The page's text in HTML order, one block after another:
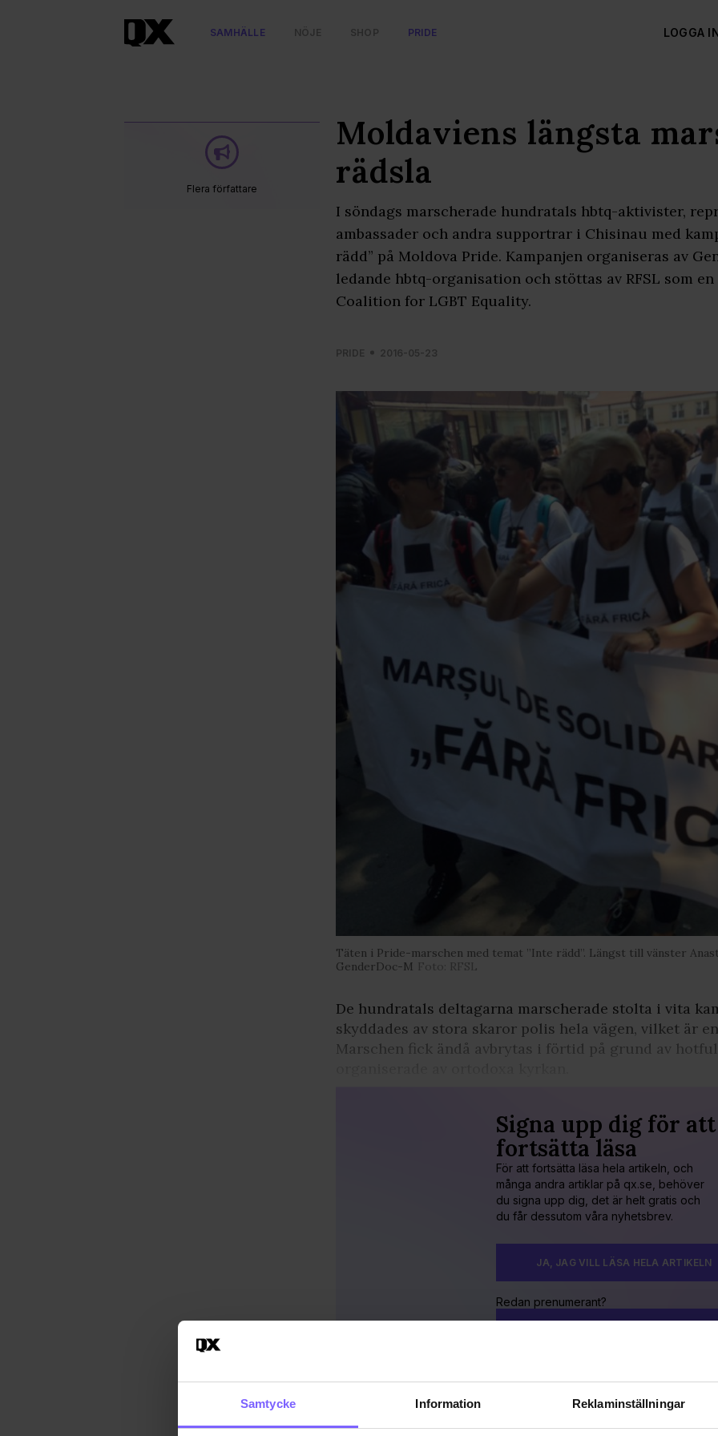
Samtycke Information Reklaminställningar
SAMHÄLLE NÖJE SHOP PRIDE LOGGA
Flera författare
Moldaviens längsta
rädsla
I söndags marscherade hundratals hbtq-aktivister,
ambassader och andra supportrar i Chisinau med
rädd” på Moldova Pride. Kampanjen organiseras av
ledande hbtq-organisation och stöttas av RFSL som
Coalition for LGBT Equality.
PRIDE 2016-05-23
Täten i Pride-marschen med temat ”Inte rädd”. Längst till vänster
GenderDoc-M Foto: RFSL
De hundratals deltagarna marscherade stolta i vita
skyddades av stora skaror polis hela vägen, vilket är
Marschen fick ändå avbrytas i förtid på grund av
Signa upp dig för att
fortsätta läsa
För att fortsätta läsa hela artikeln, och
många andra artiklar på qx.se, behöver
du signa upp dig, det är helt gratis och
du får dessutom våra nyhetsbrev.
JA, JAG VILL LÄSA HELA ARTIKELN
Redan prenumerant?
Publicerad 2016-05-23